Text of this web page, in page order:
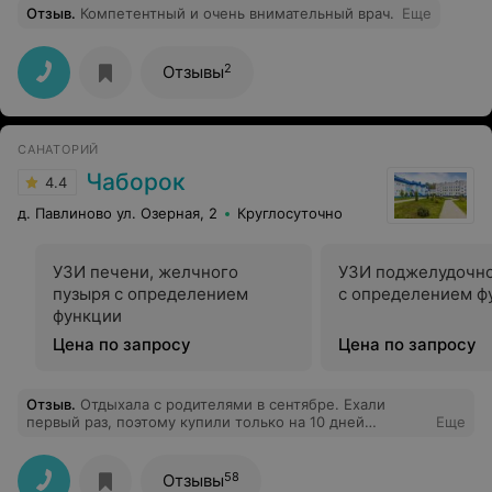
Отзыв. Компетентный и очень внимательный врач. Еще
Отзывы2
САНАТОРИЙ
4.4 Чаборок
д. Павлиново ул. Озерная, 2 Круглосуточно
УЗИ печени, желчного
пузыря с определением
функции
Цена по запросу
УЗИ
с определением
Цена по запросу
Отзыв. Отдыхала с родителями в сентябре. Ехали
первый раз, поэтому купили только на 10 дней
тоже в восторге. Очень помогли им процедуры (грязи,
ванны, массаж и много других). Мне очень понравился
Еще
Отзывы58